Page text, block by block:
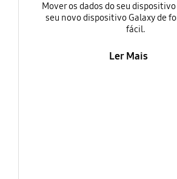
Mover os dados do seu
seu novo dispositivo Galaxy de
fácil.
Ler Mais